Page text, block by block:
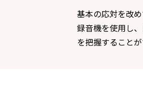
基本の応対を改
録音機を使用し
を把握することが